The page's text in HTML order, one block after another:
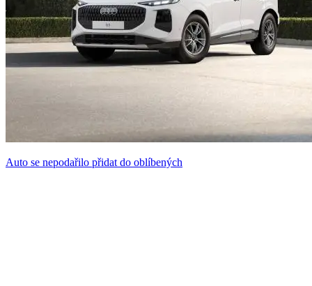
Auto se nepodařilo přidat do oblíbených